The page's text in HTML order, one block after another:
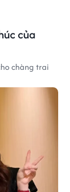
của
chàng trai